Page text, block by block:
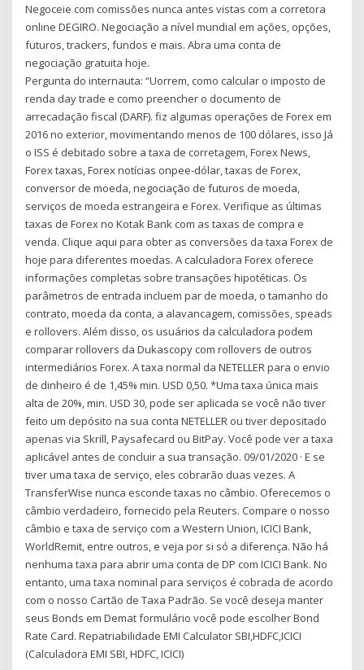
Negoceie com comissões nunca antes vistas com a corretora
online DEGIRO. Negociação a nível mundial em ações, opções,
futuros, trackers, fundos e mais. Abra uma conta de
negociação gratuita hoje.
Pergunta do internauta: “Uorrem, como calcular o imposto de
renda day trade e como preencher o documento de
arrecadação fiscal (DARF). fiz algumas operações de Forex em
2016 no exterior, movimentando menos de 100 dólares, isso Já
o ISS é debitado sobre a taxa de corretagem, Forex News,
Forex taxas, Forex notícias onpee-dólar, taxas de Forex,
conversor de moeda, negociação de futuros de moeda,
serviços de moeda estrangeira e Forex. Verifique as últimas
taxas de Forex no Kotak Bank com as taxas de compra e
venda. Clique aqui para obter as conversões da taxa Forex de
hoje para diferentes moedas. A calculadora Forex oferece
informações completas sobre transações hipotéticas. Os
parâmetros de entrada incluem par de moeda, o tamanho do
contrato, moeda da conta, a alavancagem, comissões, speads
e rollovers. Além disso, os usuários da calculadora podem
comparar rollovers da Dukascopy com rollovers de outros
intermediários Forex. A taxa normal da NETELLER para o envio
de dinheiro é de 1,45% min. USD 0,50. *Uma taxa única mais
alta de 20%, min. USD 30, pode ser aplicada se você não tiver
feito um depósito na sua conta NETELLER ou tiver depositado
apenas via Skrill, Paysafecard ou BitPay. Você pode ver a taxa
aplicável antes de concluir a sua transação. 09/01/2020 · E se
tiver uma taxa de serviço, eles cobrarão duas vezes. A
TransferWise nunca esconde taxas no câmbio. Oferecemos o
câmbio verdadeiro, fornecido pela Reuters. Compare o nosso
câmbio e taxa de serviço com a Western Union, ICICI Bank,
WorldRemit, entre outros, e veja por si só a diferença. Não há
nenhuma taxa para abrir uma conta de DP com ICICI Bank. No
entanto, uma taxa nominal para serviços é cobrada de acordo
com o nosso Cartão de Taxa Padrão. Se você deseja manter
seus Bonds em Demat formulário você pode escolher Bond
Rate Card. Repatriabilidade EMI Calculator SBI,HDFC,ICICI
(Calculadora EMI SBI, HDFC, ICICI)